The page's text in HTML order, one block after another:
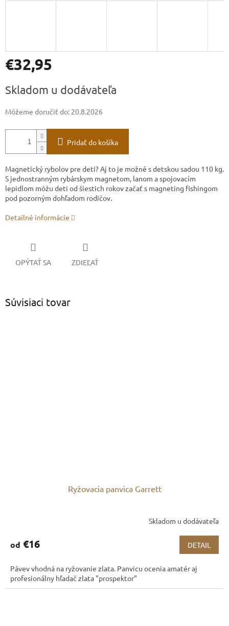
€32,95
cena:
Skladom u dodávateľa
Môžeme doručiť do: 20.8.2026
Pridať do košíka
Magnetický rybolov pre deti? Aj to je možné s detskou sadou 110 kg.
S jednostranným rybárskym magnetom, lanom a spojovacím
lepidlom môžu deti od šiestich rokov začať s magneting fishingom
pod pozorným dohľadom rodičov.
Detailné informácie
OPÝTAŤ SA ZDIEĽAŤ
Súvisiaci tovar
Ryžovacia panvica Garrett
Skladom u dodávateľa
od €16 DETAIL
Pávev vhodná na ryžovanie zlata. Panvicu ocenia amatér aj
profesionálny hľadač zlata "prospektor"